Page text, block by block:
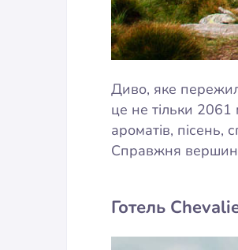
Диво, яке
це не тільки
ароматів, пісень,
Справжня
Готель